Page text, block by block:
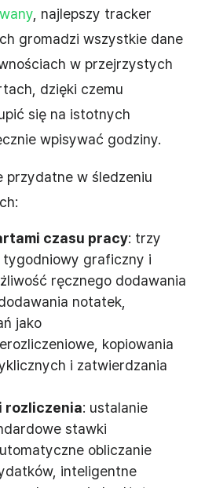
, najlepszy tracker
gromadzi wszystkie dane
w przejrzystych
dzięki czemu
się na istotnych
wpisywać godziny.
przydatne w śledzeniu
czasu pracy: trzy
tygodniowy graficzny i
ręcznego dodawania
notatek,
jako
kopiowania
i zatwierdzania
rozliczenia: ustalanie
stawki
obliczanie
inteligentne